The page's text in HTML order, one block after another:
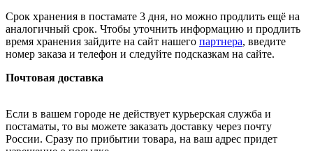
Срок хранения в постамате 3 дня, но можно продлить ещё на
аналогичный срок. Чтобы уточнить информацию и продлить
время хранения зайдите на сайт нашего партнера, введите
номер заказа и телефон и следуйте подсказкам на сайте.
Почтовая доставка
Если в вашем городе не действует курьерская служба и
постаматы, то вы можете заказать доставку через почту
России. Сразу по прибытии товара, на ваш адрес придет